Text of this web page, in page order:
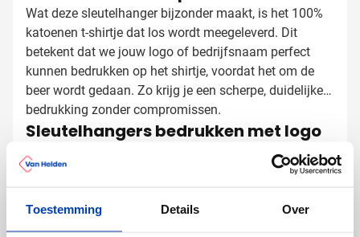
Toestemming Details Over
Wat deze sleutelhanger bijzonder maakt, is het 100%
katoenen t-shirtje dat los wordt meegeleverd. Dit
betekent dat we jouw logo of bedrijfsnaam perfect
kunnen bedrukken op het shirtje, voordat het om de
beer wordt gedaan. Zo krijg je een scherpe, duidelijke
bedrukking zonder compromissen.
Sleutelhangers bedrukken met logo
Bij Van Helden Relatiegeschenken zorgen we voor een
professionele bedrukking van jouw Knuffel Nil
Met je bedrijfslogo in één of meerdere kleuren
Met een tekst of slogan naar keuze